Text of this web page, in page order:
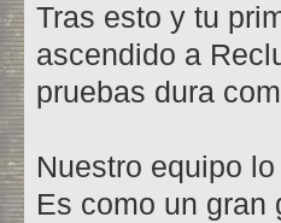
Tras esto y tu
ascendido a
pruebas dura
Nuestro equipo
Es como un gran